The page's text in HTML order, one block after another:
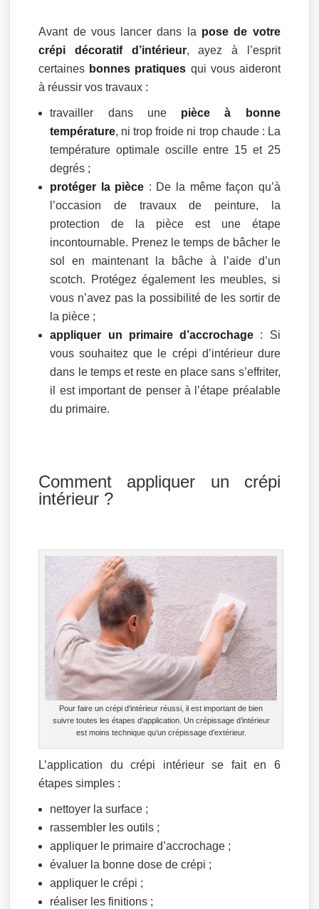
Avant de vous lancer dans la pose de votre
crépi décoratif d’intérieur, ayez à l’esprit
certaines bonnes pratiques qui vous aideront
à réussir vos travaux :
travailler dans une pièce à bonne
température, ni trop froide ni trop chaude : La
température optimale oscille entre 15 et 25
degrés ;
protéger la pièce : De la même façon qu’à
l’occasion de travaux de peinture, la
protection de la pièce est une étape
incontournable. Prenez le temps de bâcher le
sol en maintenant la bâche à l’aide d’un
scotch. Protégez également les meubles, si
vous n’avez pas la possibilité de les sortir de
la pièce ;
appliquer un primaire d’accrochage : Si
vous souhaitez que le crépi d’intérieur dure
dans le temps et reste en place sans s’effriter,
il est important de penser à l’étape préalable
du primaire.
Comment appliquer un crépi
intérieur ?
Pour faire un crépi d’intérieur réussi, il est important de bien
suivre toutes les étapes d’application. Un crépissage d’intérieur
est moins technique qu’un crépissage d’extérieur.
L’application du crépi intérieur se fait en 6
étapes simples :
nettoyer la surface ;
rassembler les outils ;
appliquer le primaire d’accrochage ;
évaluer la bonne dose de crépi ;
appliquer le crépi ;
réaliser les finitions ;